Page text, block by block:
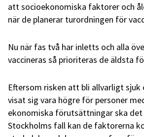
att socioekonomiska faktorer och
när de planerar turordningen för
Nu när fas två har inletts och alla
vaccineras så prioriteras de äldsta
Eftersom risken att bli allvarligt sjuk
visat sig vara högre för personer
ekonomiska förutsättningar ska det
Stockholms fall kan de faktorerna